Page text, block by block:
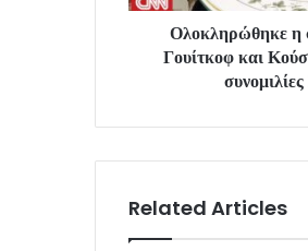
Ολοκληρώθηκε η
Γουίτκοφ και
Related Articles